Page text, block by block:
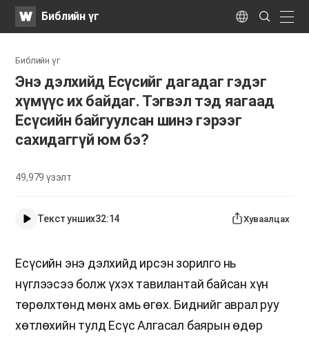
WATVБиблийн үг Language
Search
Submit
Библийн үг
Энэ дэлхийд Есүсийг дагадаг гэдэг
хүмүүс их байдаг. Тэгвэл тэд яагаад
Есүсийн байгуулсан шинэ гэрээг
сахидаггүй юм бэ?
49,979үзэлт
Текст унших32:14 Хуваалцах
Есүсийн энэ дэлхийд ирсэн зорилго нь
нүглээсээ болж үхэх тавилантай байсан хүн
төрөлхтөнд мөнх амь өгөх. Биднийг аврал руу
хөтлөхийн тулд Есүс Алгасал баярын өдөр